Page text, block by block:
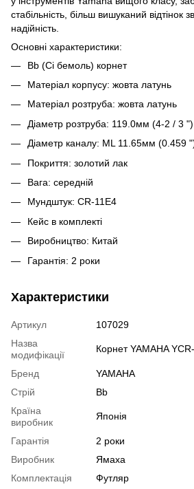
стабільність, більш вишуканий відтінок
надійність.
Основні характеристики:
Bb (Сі бемоль) корнет
Матеріал корпусу: жовта латунь
Матеріал розтруба: жовта латунь
Діаметр розтруба: 119.0мм (4-2 / ​​3 ")
Діаметр каналу: ML 11.65мм (0.459
Покриття: золотий лак
Вага: середній
Мундштук: CR-11E4
Кейс в комплекті
Виробництво: Китай
Гарантія: 2 роки
Характеристики
Артикул
107029
Назва
модифікації
Корнет YAMAHA
Бренд
YAMAHA
Стрій
Bb
Країна
виробник
Японія
Гарантія
2 роки
Виробник
Ямаха
Комплектація
Футляр